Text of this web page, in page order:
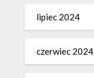
lipiec 2024
czerwiec 2024